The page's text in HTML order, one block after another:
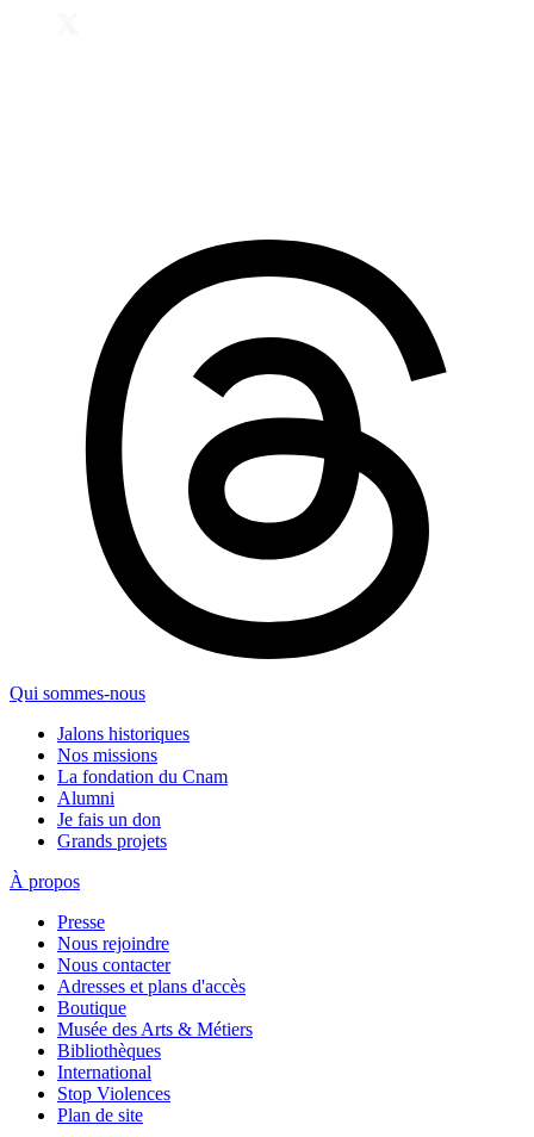
Qui sommes-nous
Jalons historiques
Nos missions
La fondation du Cnam
Alumni
Je fais un don
Grands projets
À propos
Presse
Nous rejoindre
Nous contacter
Adresses et plans d'accès
Boutique
Musée des Arts & Métiers
Bibliothèques
International
Stop Violences
Plan de site